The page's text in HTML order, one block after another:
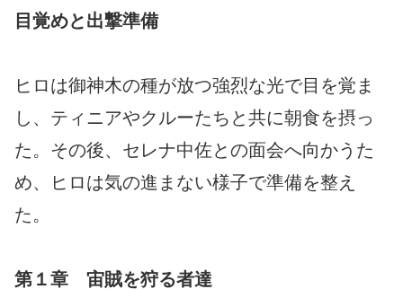
目覚めと出撃準備
ヒロは御神木の種が放つ強烈な光で目を覚ま
し、ティニアやクルーたちと共に朝食を摂っ
た。その後、セレナ中佐との面会へ向かうた
め、ヒロは気の進まない様子で準備を整え
た。
第１章 宙賊を狩る者達